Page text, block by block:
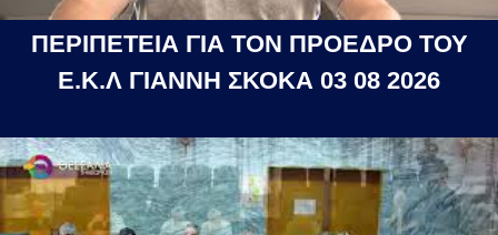
ΠΕΡΙΠΕΤΕΙΑ ΓΙΑ ΤΟΝ ΠΡΟΕΔΡΟ ΤΟΥ
Ε.Κ.Λ ΓΙΑΝΝΗ ΣΚΟΚΑ 03 08 2026